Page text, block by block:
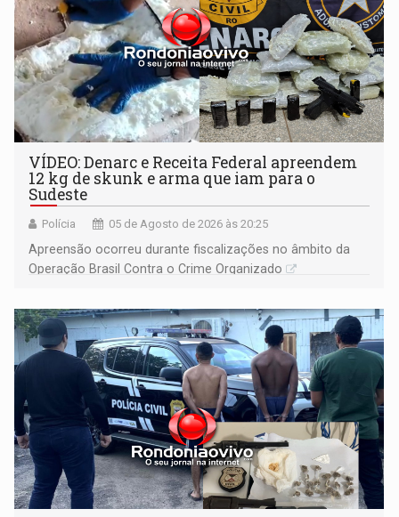
VÍDEO: Denarc e Receita Federal apreendem
12 kg de skunk e arma que iam para o
Sudeste
Polícia 05 de Agosto de 2026 às 20:25
Apreensão ocorreu durante fiscalizações no âmbito da
Operação Brasil Contra o Crime Organizado